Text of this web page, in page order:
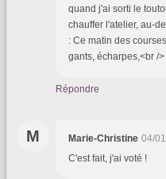
quand j'ai sorti le
chauffer l'atelier, au-
: Ce matin des
gants, écharpes,<br /
Répondre
M Marie-Christine 04/
C'est fait, j'ai voté !